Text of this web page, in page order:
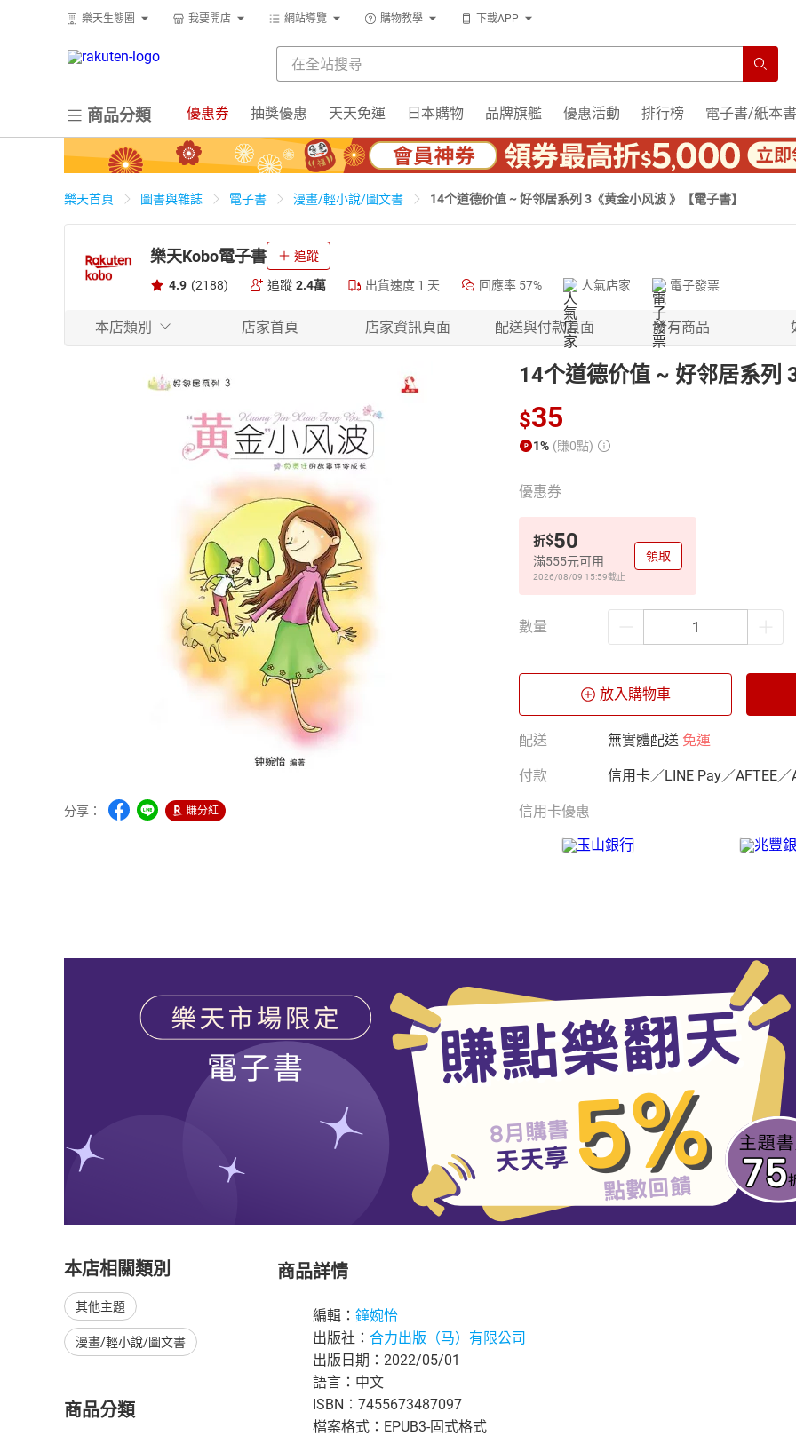
樂天生態圈 我要開店 網站導覽 購物教學 下載APP
商品分類 優惠券 抽獎優惠 天天免運 日本購物 品牌旗艦 優惠活動 排行榜 電子書/紙本書
樂天首頁 圖書與雜誌 電子書 漫畫/輕小說/圖文書 14个道德价值 ~ 好邻居系列 3《黄金小风波 》【電子書】
樂天Kobo電子書 追蹤
4.9 (2188) 追蹤 2.4萬 出貨速度 1 天 回應率 57% 人氣店家 電子發票
本店類別 店家首頁 店家資訊頁面 配送與付款頁面 所有商品
分享： 賺分紅
14个道德价值 ~ 好邻居系列
$35
1% (賺0點)
優惠券
折$50
滿555元可用
2026/08/09 15:59截止
領取
數量
放入購物車
配送 無實體配送 免運
付款 信用卡／LINE Pay／AFTEE／
信用卡優惠
本店相關類別
其他主題
漫畫/輕小說/圖文書
商品分類
商品詳情
編輯： 鐘婉怡
出版社： 合力出版（马）有限公司
出版日期：2022/05/01
語言：中文
ISBN：7455673487097
檔案格式：EPUB3-固式格式